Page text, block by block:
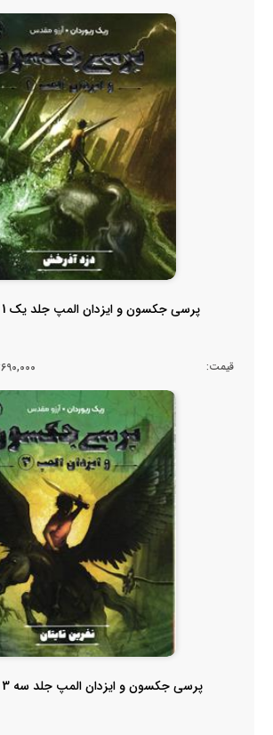
پرسی جکسون و ایزدان المپ جلد یک 1 دزد آذرخش
قیمت: 690,000تومان
پرسی جکسون و ایزدان المپ جلد سه 3 نفرین تایتان